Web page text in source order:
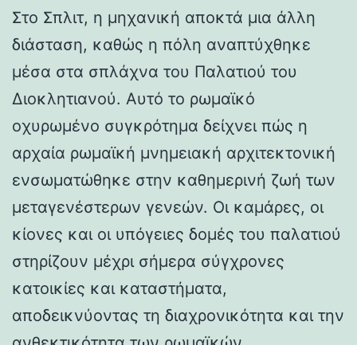
Στο Σπλιτ, η μηχανική αποκτά μια άλλη
διάσταση, καθώς η πόλη αναπτύχθηκε
μέσα στα σπλάχνα του Παλατιού του
Διοκλητιανού. Αυτό το ρωμαϊκό
οχυρωμένο συγκρότημα δείχνει πώς η
αρχαία ρωμαϊκή μνημειακή αρχιτεκτονική
ενσωματώθηκε στην καθημερινή ζωή των
μεταγενέστερων γενεών. Οι καμάρες, οι
κίονες και οι υπόγειες δομές του παλατιού
στηρίζουν μέχρι σήμερα σύγχρονες
κατοικίες και καταστήματα,
αποδεικνύοντας τη διαχρονικότητα και την